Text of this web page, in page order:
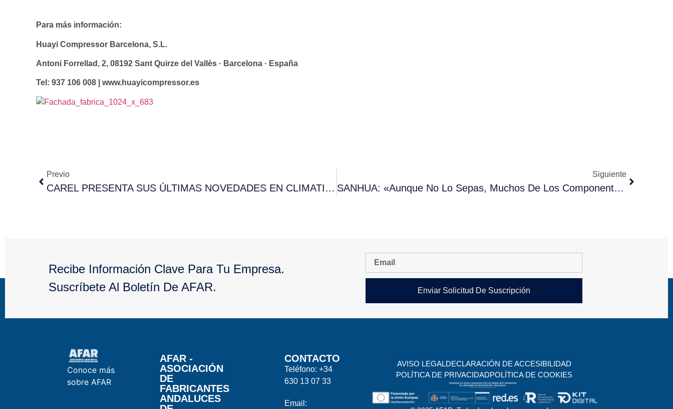
Para más información:
Huayi Compressor Barcelona, S.L.
Antoni Forrellad, 2, 08192 Sant Quirze del Vallès · Barcelona · España
Tel: 937 106 008 | www.huayicompressor.es
Previo
CAREL PRESENTA SUS ÚLTIMAS NOVEDADES EN CLIMATIZACIÓN Y REFRIGERACIÓN 2017
Siguiente
SANHUA: «Aunque No Lo Sepas, Muchos De Los Componentes De Tu Equipo De Climatización, De Tu Frigorífico O De Tu Coche Son SANHUA»
Recibe Información Clave Para Tu Empresa.
Suscríbete Al Boletín De AFAR.
Enviar Solicitud De Suscripción
Conoce más
sobre AFAR
AFAR -
ASOCIACIÓN
DE
FABRICANTES
ANDALUCES
CONTACTO
Teléfono: +34
630 13 07 33
Email:
AVISO LEGALDECLARACIÓN DE ACCESIBILIDAD
POLÍTICA DE PRIVACIDADPOLÍTICA DE COOKIES